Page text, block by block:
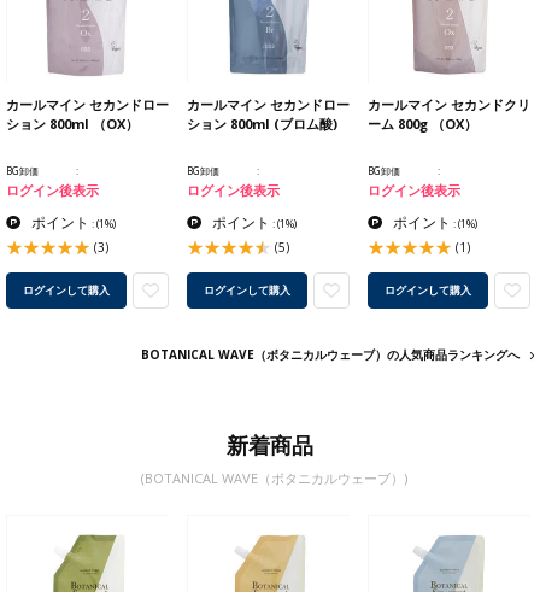
カールマイン セカンドロー
ション 800ml （OX）
BG卸価
ログイン後表示
ポイント :(1%)
(3)
ログインして購入
カールマイン セカンドロー
ション 800ml (ブロム酸)
BG卸価
ログイン後表示
ポイント :(1%)
(5)
ログインして購入
カールマイン セカンドクリ
ーム 800g （OX）
BG卸価
ログイン後表示
ポイント :(1%)
(1)
ログインして購入
BOTANICAL WAVE（ボタニカルウェーブ）の人気商品ランキングへ
新着商品
(BOTANICAL WAVE（ボタニカルウェーブ）)